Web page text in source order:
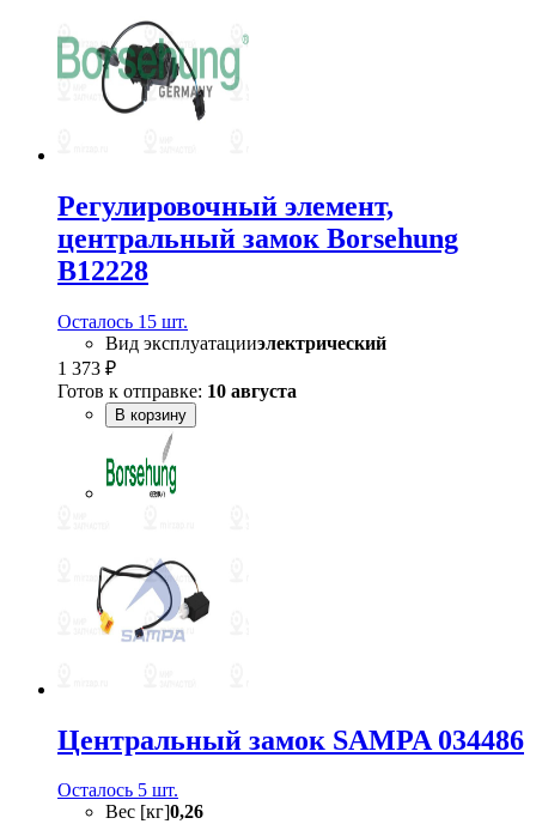
Регулировочный элемент,
центральный замок Borsehung
B12228
Осталось 15 шт.
Вид эксплуатацииэлектрический
1 373 ₽
Готов к отправке: 10 августа
В корзину
Центральный замок SAMPA 034486
Осталось 5 шт.
Вес [кг]0,26